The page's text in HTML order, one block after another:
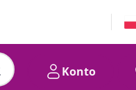
Konto